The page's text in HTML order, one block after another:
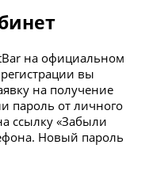
на официальном
вы
на получение
пароль от личного
ссылку «Забыли
Новый пароль